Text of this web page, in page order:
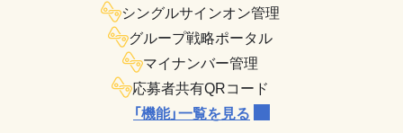
シングルサインオン管理
グループ戦略ポータル
マイナンバー管理
応募者共有QRコード
「機能」一覧を見る